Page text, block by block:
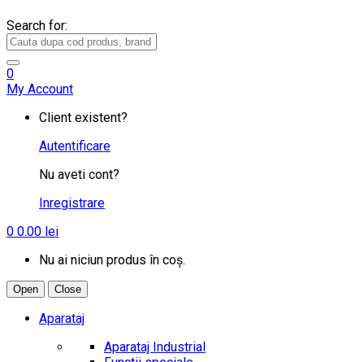
Search for:
0
My Account
Client existent?
Autentificare
Nu aveti cont?
Inregistrare
0 0.00 lei
Nu ai niciun produs în coș.
Open Close
Aparataj
Aparataj Industrial